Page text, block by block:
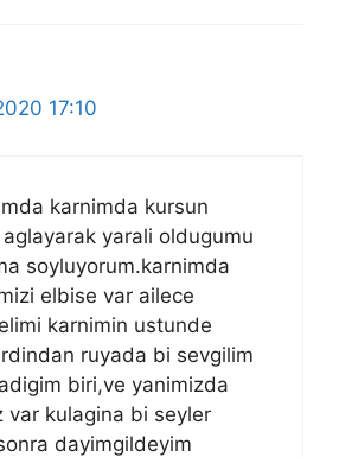
17:10
karnimda kursun
yarali oldugumu
soyluyorum.karnimda
elbise var ailece
karnimin ustunde
ruyada bi sevgilim
biri,ve yanimizda
var kulagina bi seyler
dayimgildeyim